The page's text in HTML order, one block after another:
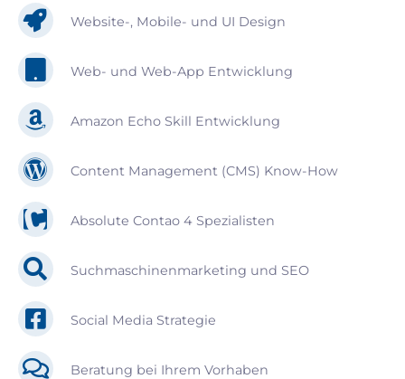
Website-, Mobile- und UI Design
Web- und Web-App Entwicklung
Amazon Echo Skill Entwicklung
Content Management (CMS) Know-How
Absolute Contao 4 Spezialisten
Suchmaschinenmarketing und SEO
Social Media Strategie
Beratung bei Ihrem Vorhaben